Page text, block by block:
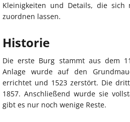
Kleinigkeiten und Details, die
zuordnen lassen.
Historie
Die erste Burg stammt aus dem
Anlage wurde auf den
errichtet und 1523 zerstört. Die
1857. Anschließend wurde sie
gibt es nur noch wenige Reste.